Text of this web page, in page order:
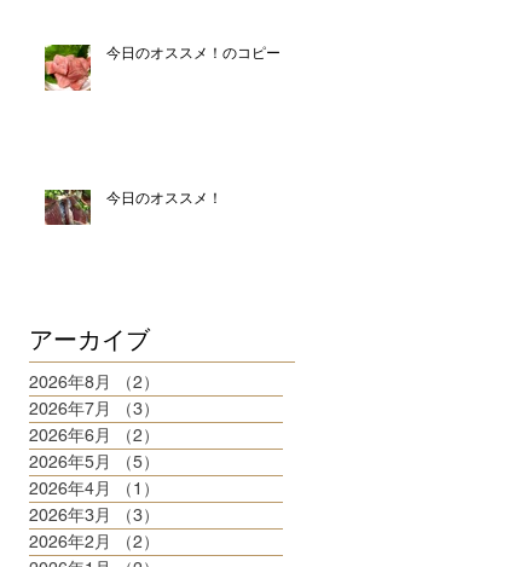
今日のオススメ！のコピー
今日のオススメ！
アーカイブ
2026年8月 （2）
2026年7月
（3）
2026年6月
（2）
2026年5月
（5）
2026年4月
（1）
2026年3月
（3）
2026年2月
（2）